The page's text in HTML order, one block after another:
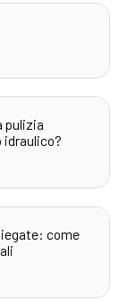
pulizia
idraulico?
come